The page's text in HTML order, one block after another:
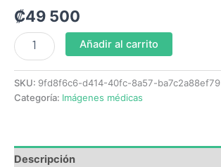
₡49 500
Añadir al carrito
SKU: 9fd8f6c6-d414-40fc-8a57-ba7c2a88ef79
Categoría: Imágenes médicas
Descripción